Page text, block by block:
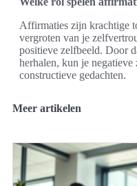
Affirmaties zijn krachtige
vergroten van je
positieve zelfbeeld. Door
herhalen, kun je
constructieve gedachten.
Meer artikelen